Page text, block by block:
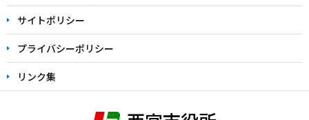
サイトポリシー
プライバシーポリシー
リンク集